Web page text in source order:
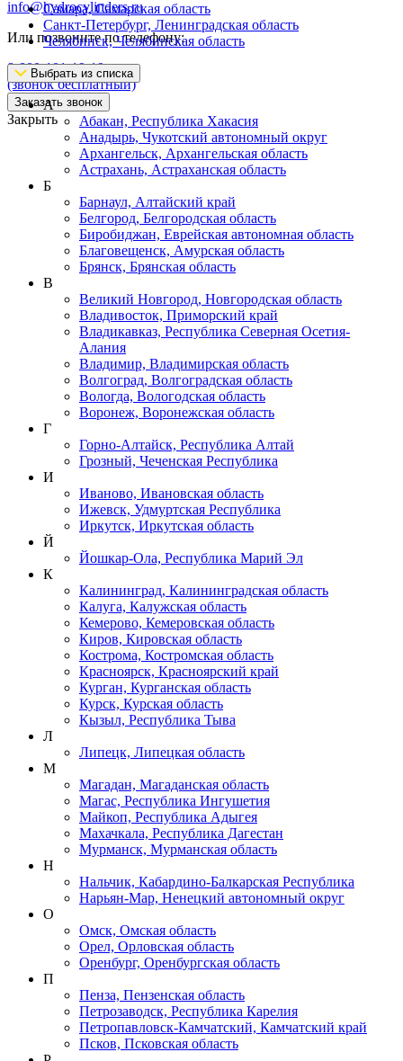
info@hydrocylinders.ru
Или позвоните по телефону:
8-800-101-19-19
(звонок бесплатный)
Заказать звонок
Закрыть
Самара, Самарская область
Санкт-Петербург, Ленинградская область
Челябинск, Челябинская область
Выбрать из списка
А
Абакан, Республика Хакасия
Анадырь, Чукотский автономный округ
Архангельск, Архангельская область
Астрахань, Астраханская область
Б
Барнаул, Алтайский край
Белгород, Белгородская область
Биробиджан, Еврейская автономная область
Благовещенск, Амурская область
Брянск, Брянская область
В
Великий Новгород, Новгородская область
Владивосток, Приморский край
Владикавказ, Республика Северная Осетия-
Алания
Владимир, Владимирская область
Волгоград, Волгоградская область
Вологда, Вологодская область
Воронеж, Воронежская область
Г
Горно-Алтайск, Республика Алтай
Грозный, Чеченская Республика
И
Иваново, Ивановская область
Ижевск, Удмуртская Республика
Иркутск, Иркутская область
Й
Йошкар-Ола, Республика Марий Эл
К
Калининград, Калининградская область
Калуга, Калужская область
Кемерово, Кемеровская область
Киров, Кировская область
Кострома, Костромская область
Красноярск, Красноярский край
Курган, Курганская область
Курск, Курская область
Кызыл, Республика Тыва
Л
Липецк, Липецкая область
М
Магадан, Магаданская область
Магас, Республика Ингушетия
Майкоп, Республика Адыгея
Махачкала, Республика Дагестан
Мурманск, Мурманская область
Н
Нальчик, Кабардино-Балкарская Республика
Нарьян-Мар, Ненецкий автономный округ
О
Омск, Омская область
Орел, Орловская область
Оренбург, Оренбургская область
П
Пенза, Пензенская область
Петрозаводск, Республика Карелия
Петропавловск-Камчатский, Камчатский край
Псков, Псковская область